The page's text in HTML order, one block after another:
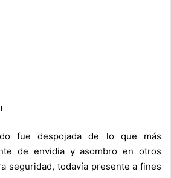
fue despojada de lo que más
de envidia y asombro en otros
seguridad, todavía presente a fines